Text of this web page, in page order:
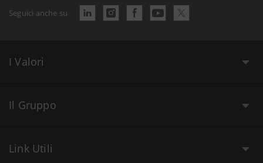
Seguici anche su
I Valori
Il Gruppo
Link Utili